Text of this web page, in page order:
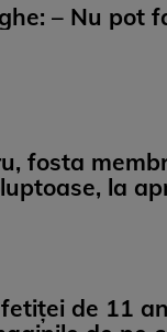
– Nu pot
fosta
la
de 11